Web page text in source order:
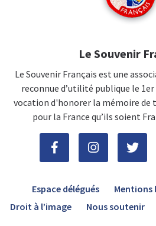
Le Souvenir
Le Souvenir Français est une
reconnue d’utilité publique le
vocation d'honorer la mémoire de
pour la France qu’ils soient
Espace délégués Mentions
Droit à l’image
Nous soutenir